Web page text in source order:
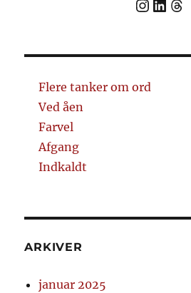
Link tilLink in
Flere tanker om ord
Ved åen
Farvel
Afgang
Indkaldt
ARKIVER
januar 2025